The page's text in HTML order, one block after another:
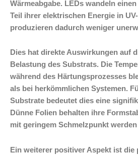
Wärmeabgabe. LEDs wandeln
Teil ihrer elektrischen Energie in
produzieren dadurch weniger
Dies hat direkte Auswirkungen auf
Belastung des Substrats. Die
während des Härtungsprozesses
als bei herkömmlichen Systemen.
Substrate bedeutet dies eine
Dünne Folien behalten ihre
mit geringem Schmelzpunkt
Ein weiterer positiver Aspekt ist die